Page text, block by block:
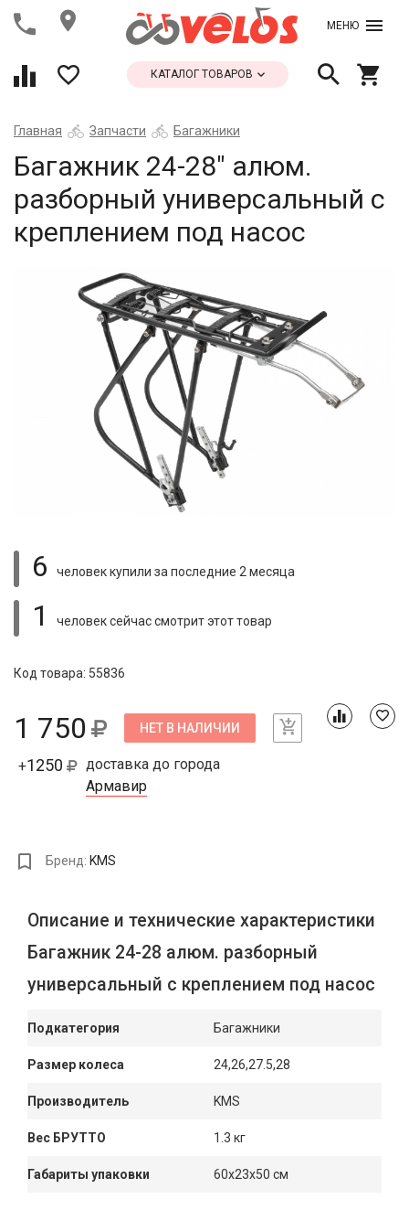
МЕНЮ
КАТАЛОГ ТОВАРОВ
Главная Запчасти Багажники
Багажник 24-28" алюм.
разборный универсальный с
креплением под насос
6 человек купили за последние 2 месяца
1 человек сейчас смотритэтот товар
Код товара: 55836
1 750 НЕТ В НАЛИЧИИ
+1250
доставка до города
Армавир
Бренд: KMS
Описание и технические характеристики
Багажник 24-28 алюм. разборный
универсальный с креплением под насос
Подкатегория Багажники
Размер колеса 24,26,27.5,28
Производитель KMS
Вес БРУТТО 1.3 кг
Габариты упаковки 60x23x50 см